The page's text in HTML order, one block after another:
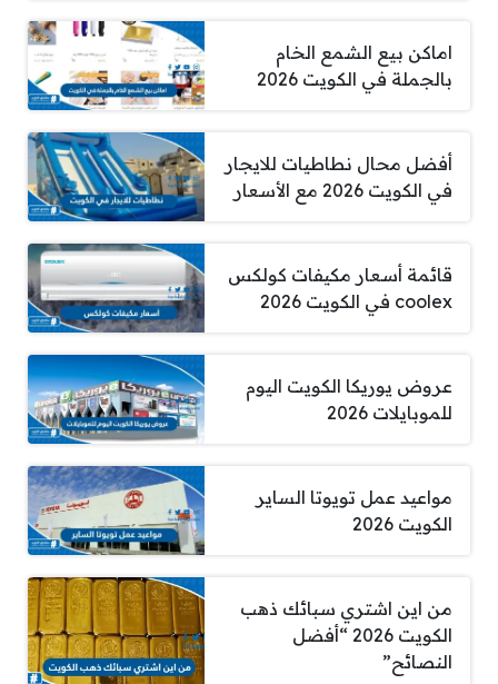
اماكن بيع الشمع الخام
بالجملة في الكويت 2026
أفضل محال نطاطيات للايجار
في الكويت 2026 مع الأسعار
قائمة أسعار مكيفات كولكس
coolex في الكويت 2026
عروض يوريكا الكويت اليوم
للموبايلات 2026
مواعيد عمل تويوتا الساير
الكويت 2026
من اين اشتري سبائك ذهب
الكويت 2026 “أفضل
النصائح”